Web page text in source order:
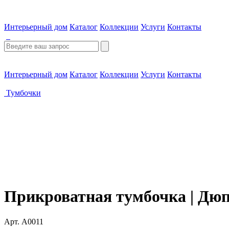
Интерьерный дом Каталог Коллекции Услуги Контакты
Интерьерный дом Каталог Коллекции Услуги Контакты
Тумбочки
Прикроватная тумбочка |
Арт. A0011